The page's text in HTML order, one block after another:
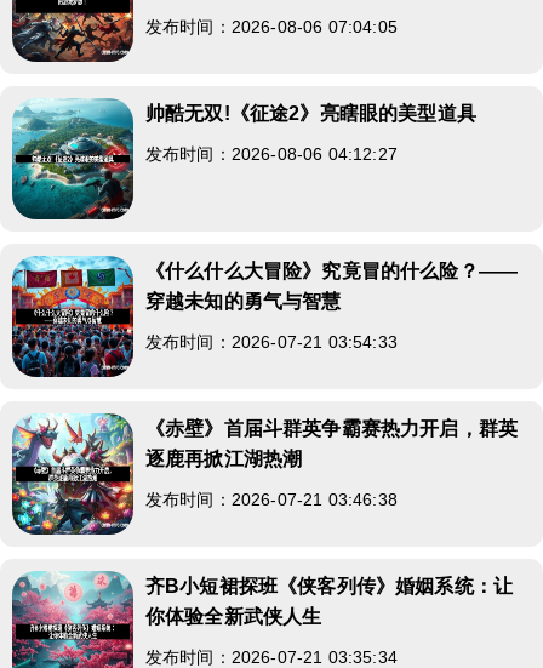
发布时间：2026-08-06 07:04:05
帅酷无双!《征途2》亮瞎眼的美型道具
发布时间：2026-08-06 04:12:27
《什么什么大冒险》究竟冒的什么险？——
穿越未知的勇气与智慧
发布时间：2026-07-21 03:54:33
《赤壁》首届斗群英争霸赛热力开启，群英
逐鹿再掀江湖热潮
发布时间：2026-07-21 03:46:38
齐B小短裙探班《侠客列传》婚姻系统：让
你体验全新武侠人生
发布时间：2026-07-21 03:35:34